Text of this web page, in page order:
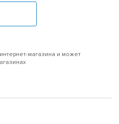
магазина и может